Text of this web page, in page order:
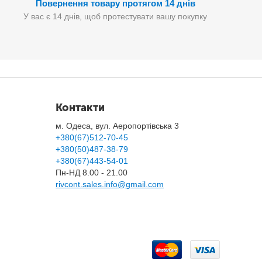
Повернення товару протягом 14 днів
У вас є 14 днів, щоб протестувати вашу покупку
Контакти
м. Одеса, вул. Аеропортівська 3
+380(67)512-70-45
+380(50)487-38-79
+380(67)443-54-01
Пн-НД 8.00 - 21.00
rivcont.sales.info@gmail.com